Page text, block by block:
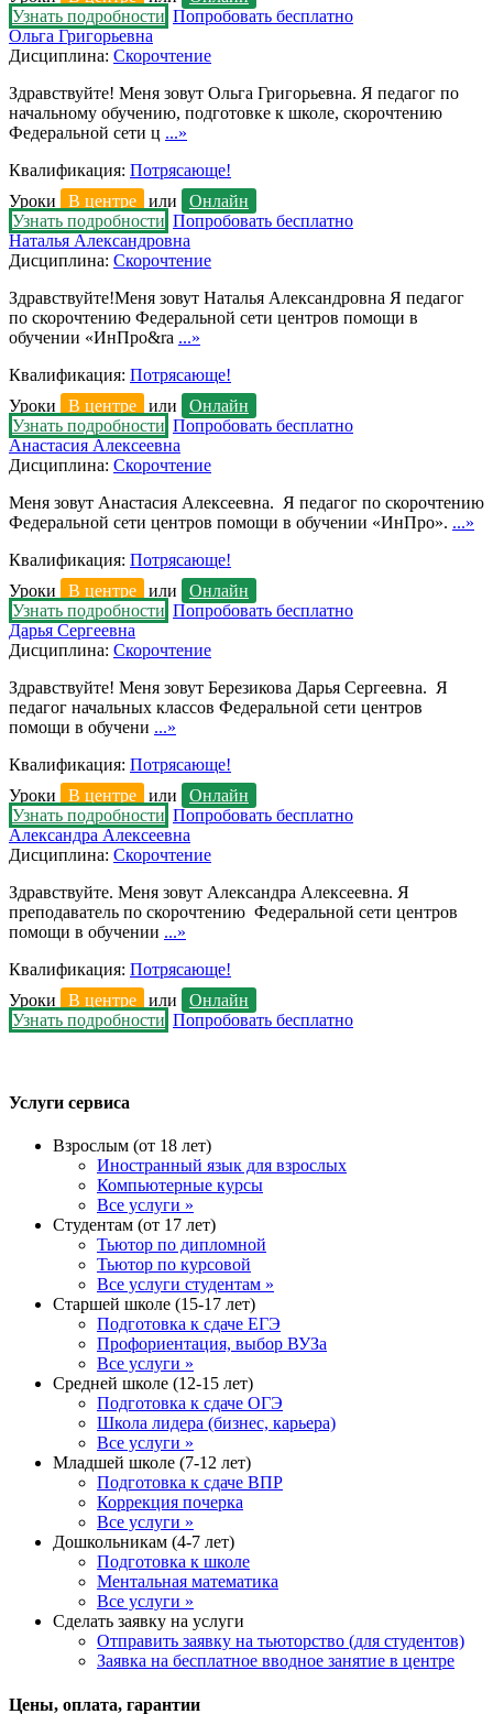
Узнать подробности Попробовать бесплатно
Ольга Григорьевна
Дисциплина: Скорочтение
Здравствуйте! Меня зовут Ольга Григорьевна. Я педагог по
начальному обучению, подготовке к школе, скорочтению
Федеральной сети ц ...»
Квалификация: Потрясающе!
Уроки
В центре или
Онлайн
Узнать подробности Попробовать бесплатно
Наталья Александровна
Дисциплина: Скорочтение
Здравствуйте!Меня зовут Наталья Александровна Я педагог
по скорочтению Федеральной сети центров помощи в
обучении «ИнПро&ra ...»
Квалификация: Потрясающе!
Уроки
В центре или
Онлайн
Узнать подробности Попробовать бесплатно
Анастасия Алексеевна
Дисциплина: Скорочтение
Меня зовут Анастасия Алексеевна. Я педагог по скорочтению
Федеральной сети центров помощи в обучении «ИнПро». ...»
Квалификация: Потрясающе!
Уроки
В центре или
Онлайн
Узнать подробности Попробовать бесплатно
Дарья Сергеевна
Дисциплина: Скорочтение
Здравствуйте! Меня зовут Березикова Дарья Сергеевна. Я
педагог начальных классов Федеральной сети центров
помощи в обучени ...»
Квалификация: Потрясающе!
Уроки
В центре или
Онлайн
Узнать подробности Попробовать бесплатно
Александра Алексеевна
Дисциплина: Скорочтение
Здравствуйте. Меня зовут Александра Алексеевна. Я
преподаватель по скорочтению Федеральной сети центров
помощи в обучении ...»
Квалификация: Потрясающе!
Уроки
В центре или
Онлайн
Узнать подробности Попробовать бесплатно
Услуги сервиса
Взрослым (от 18 лет)
Иностранный язык для взрослых
Компьютерные курсы
Все услуги »
Студентам (от 17 лет)
Тьютор по дипломной
Тьютор по курсовой
Все услуги студентам »
Старшей школе (15-17 лет)
Подготовка к сдаче ЕГЭ
Профориентация, выбор ВУЗа
Все услуги »
Средней школе (12-15 лет)
Подготовка к сдаче ОГЭ
Школа лидера (бизнес, карьера)
Все услуги »
Младшей школе (7-12 лет)
Подготовка к сдаче ВПР
Коррекция почерка
Все услуги »
Дошкольникам (4-7 лет)
Подготовка к школе
Ментальная математика
Все услуги »
Сделать заявку на услуги
Отправить заявку на тьюторство (для студентов)
Заявка на бесплатное вводное занятие в центре
Цены, оплата, гарантии